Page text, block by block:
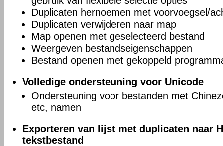
Duplicaten hernoemen met voorvoegsel/
Duplicaten verwijderen naar map
Map openen met geselecteerd bestand
Weergeven bestandseigenschappen
Bestand openen met gekoppeld
Volledige ondersteuning voor Unicode
Ondersteuning voor bestanden met
etc, namen
Exporteren van lijst met duplicaten naar
tekstbestand